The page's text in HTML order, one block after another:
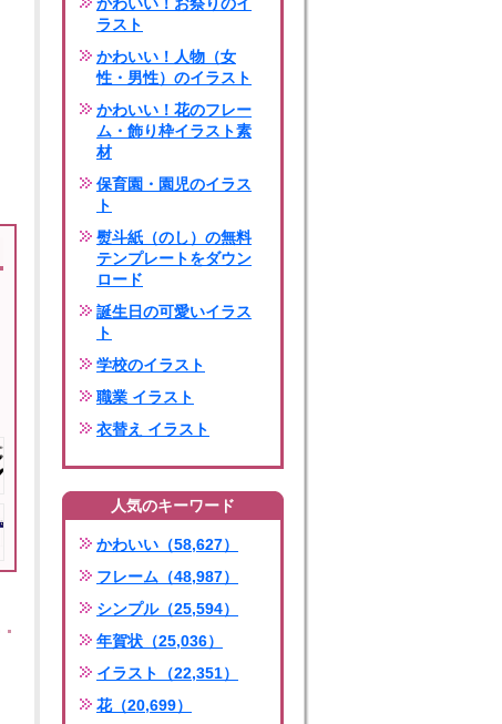
ラスト
かわいい！人物（女
性・男性）のイラスト
かわいい！花のフレー
ム・飾り枠イラスト素
材
保育園・園児のイラス
ト
熨斗紙（のし）の無料
テンプレートをダウン
ロード
誕生日の可愛いイラス
ト
学校のイラスト
職業 イラスト
衣替え イラスト
人気のキーワード
かわいい（58,627）
フレーム（48,987）
シンプル（25,594）
年賀状（25,036）
イラスト（22,351）
花（20,699）